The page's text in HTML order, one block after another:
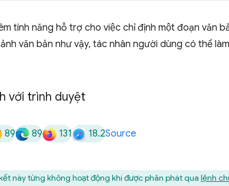
tính năng hỗ trợ cho việc chỉ định một đoạn văn
văn bản như vậy, tác nhân người dùng có thể
với trình duyệt
89 89 131 18.2Source
này từng không hoạt động khi được phân phát qua lệnh